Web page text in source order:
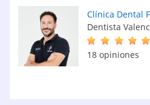
Clínica Dental
Dentista
18 opiniones